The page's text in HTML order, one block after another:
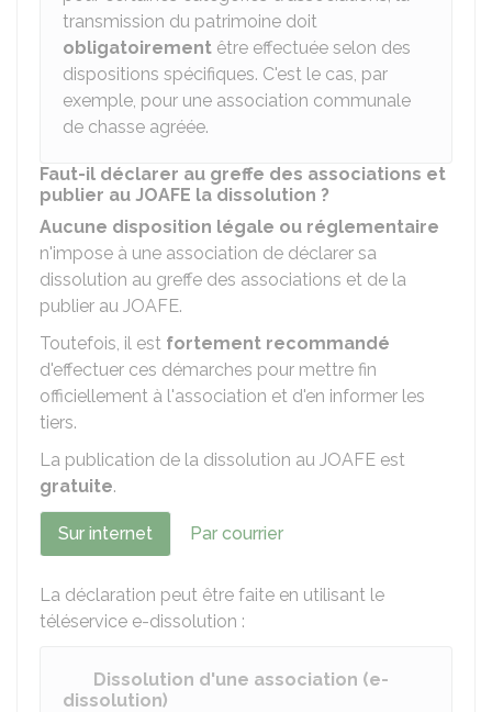
transmission du patrimoine doit
obligatoirement être effectuée selon des
dispositions spécifiques. C'est le cas, par
exemple, pour une association communale
de chasse agréée.
Faut-il déclarer au greffe des associations et
publier au JOAFE la dissolution ?
Aucune disposition légale ou réglementaire
n'impose à une association de déclarer sa
dissolution au greffe des associations et de la
publier au JOAFE.
Toutefois, il est fortement recommandé
d'effectuer ces démarches pour mettre fin
officiellement à l'association et d'en informer les
tiers.
La publication de la dissolution au JOAFE est
gratuite.
Sur internet Par courrier
La déclaration peut être faite en utilisant le
téléservice e-dissolution :
Dissolution d'une association (e-
dissolution)